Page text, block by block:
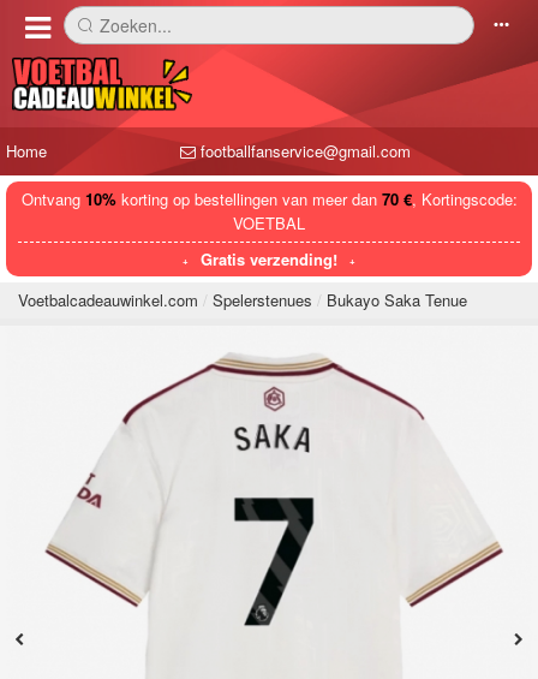
󰅼 Zoeken... 󰄒
Home footballfanservice@gmail.com
Ontvang 10%korting op bestellingen van meer dan 70 €, Kortingscode:
VOETBAL
Gratis verzending!
Voetbalcadeauwinkel.com
Spelerstenues Bukayo Saka Tenue